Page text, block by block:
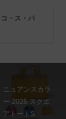
・ス・パ
ニュアンスカラ
ー 2025 スクエ
アトートS